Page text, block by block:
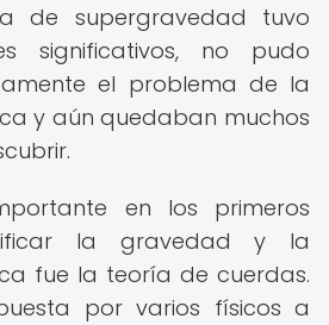
de supergravedad tuvo
significativos, no pudo
el problema de la
y aún quedaban muchos
en los primeros
la gravedad y la
fue la teoría de cuerdas.
por varios físicos a